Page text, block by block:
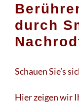
durch
Schauen Sie’s
Hier zeigen wir